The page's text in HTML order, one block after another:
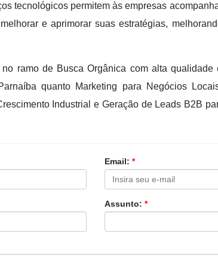
tecnológicos permitem às empresas
e aprimorar suas estratégias,
ramo de Busca Orgânica com alta qualidade
quanto Marketing para Negócios
Industrial e Geração de Leads B2B
Email: *
Assunto: *